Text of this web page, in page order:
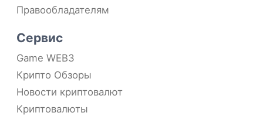
Правообладателям
Сервис
Game WEB3
Крипто Обзоры
Новости криптовалют
Криптовалюты